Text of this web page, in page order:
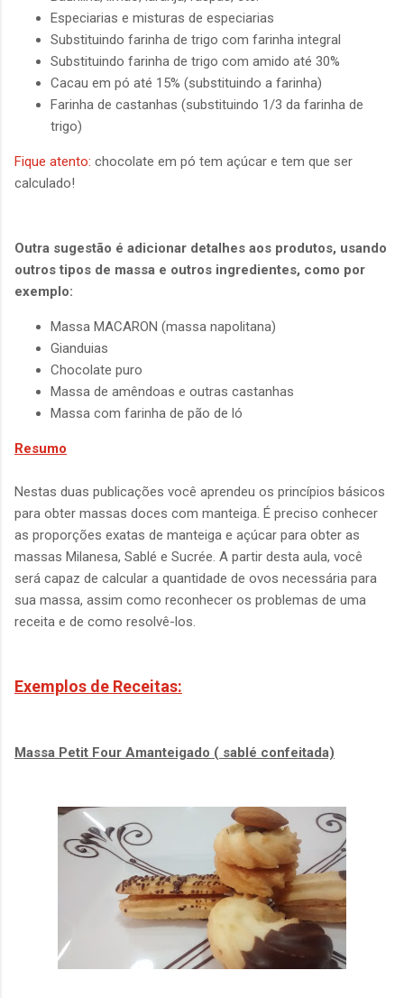
Especiarias e misturas de especiarias
Substituindo farinha de trigo com farinha integral
Substituindo farinha de trigo com amido até 30%
Cacau em pó até 15% (substituindo a farinha)
Farinha de castanhas (substituindo 1/3 da farinha de
trigo)
Fique atento: chocolate em pó tem açúcar e tem que ser
calculado!
Outra sugestão é adicionar detalhes aos produtos, usando
outros tipos de massa e outros ingredientes, como por
exemplo:
Massa MACARON (massa napolitana)
Gianduias
Chocolate puro
Massa de amêndoas e outras castanhas
Massa com farinha de pão de ló
Resumo
Nestas duas publicações você aprendeu os princípios básicos
para obter massas doces com manteiga. É preciso conhecer
as proporções exatas de manteiga e açúcar para obter as
massas Milanesa, Sablé e Sucrée. A partir desta aula, você
será capaz de calcular a quantidade de ovos necessária para
sua massa, assim como reconhecer os problemas de uma
receita e de como resolvê-los.
Exemplos de Receitas:
Massa Petit Four Amanteigado ( sablé confeitada)